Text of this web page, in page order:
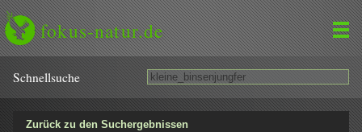
fokus-natur.de
Schnell­suche
Zurück zu den Suchergebnissen